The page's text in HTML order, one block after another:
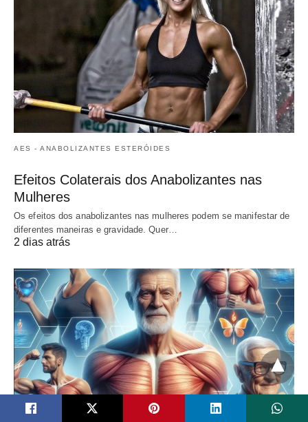
AES - ANABOLIZANTES ESTERÓIDES
Efeitos Colaterais dos Anabolizantes nas
Mulheres
Os efeitos dos anabolizantes nas mulheres podem se manifestar de
diferentes maneiras e gravidade. Quer…
2 dias atrás